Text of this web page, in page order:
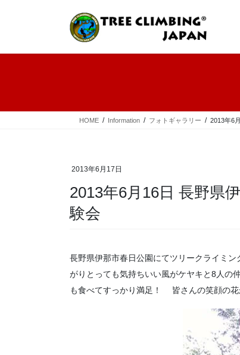
ツ
シ
HOME Information フォトギャラリー 2013年6
2013年6月17日
2013年6月16日 長野県
験会
長野県伊那市春日公園にてツリークライミ
がりとっても気持ちいい風がケヤキと8人の
も食べてすっかり満足！ 皆さんの笑顔の花